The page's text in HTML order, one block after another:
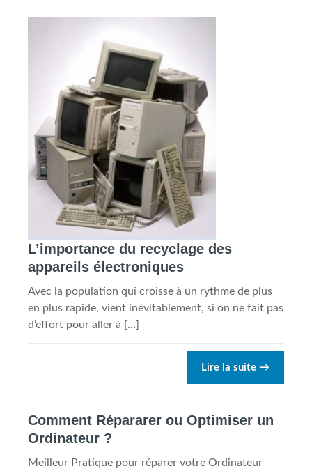
L’importance du recyclage des
appareils électroniques
Avec la population qui croisse à un rythme de plus
en plus rapide, vient inévitablement, si on ne fait pas
d’effort pour aller à […]
Lire la suite →
Comment Répararer ou Optimiser un
Ordinateur ?
Meilleur Pratique pour réparer votre Ordinateur